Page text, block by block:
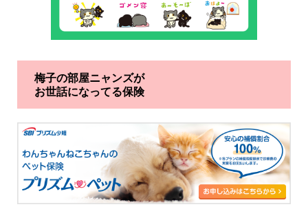
梅子の部屋ニャンズが
お世話になってる保険